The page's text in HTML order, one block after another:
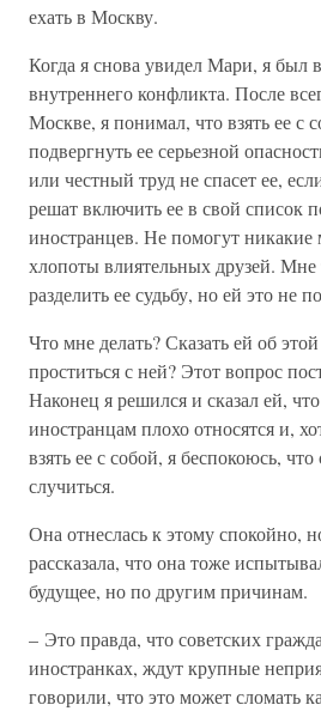
ехать в Москву.
Когда я снова увидел Мари, я был
внутреннего конфликта. После
Москве, я понимал, что взять ее с
подвергнуть ее серьезной
или честный труд не спасет ее,
решат включить ее в свой список
иностранцев. Не помогут
хлопоты влиятельных друзей. Мне
разделить ее судьбу, но ей это не
Что мне делать? Сказать ей об
проститься с ней? Этот вопрос
Наконец я решился и сказал ей,
иностранцам плохо относятся и,
взять ее с собой, я беспокоюсь,
случиться.
Она отнеслась к этому спокойно,
рассказала, что она тоже
будущее, но по другим причинам.
– Это правда, что советских
иностранках, ждут крупные
говорили, что это может сломать